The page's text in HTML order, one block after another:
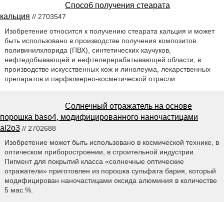
Способ получения стеарата
кальция // 2703547
Изобретение относится к получению стеарата кальция и может
быть использовано в производстве получения композитов
поливинилхлорида (ПВХ), синтетических каучуков,
нефтедобывающей и нефтеперерабатывающей области, в
производстве искусственных кож и линолеума, лекарственных
препаратов и парфюмерно-косметической отрасли.
Солнечный отражатель на основе
порошка baso4, модифицированного наночастицами
al2o3 // 2702688
Изобретение может быть использовано в космической технике, в
оптическом приборостроении, в строительной индустрии.
Пигмент для покрытий класса «солнечные оптические
отражатели» приготовлен из порошка сульфата бария, который
модифицирован наночастицами оксида алюминия в количестве
5 мас.%.